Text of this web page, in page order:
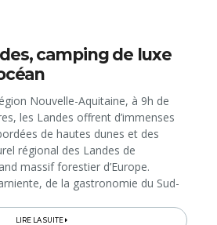
camping de luxe
Nouvelle-Aquitaine, à 9h de
les Landes offrent d’immenses
de hautes dunes et des
régional des Landes de
massif forestier d’Europe.
de la gastronomie du Sud-
deux tout nouveaux campings
LIRE LA SUITE